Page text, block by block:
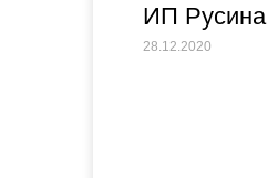
ИП Русина
28.12.2020